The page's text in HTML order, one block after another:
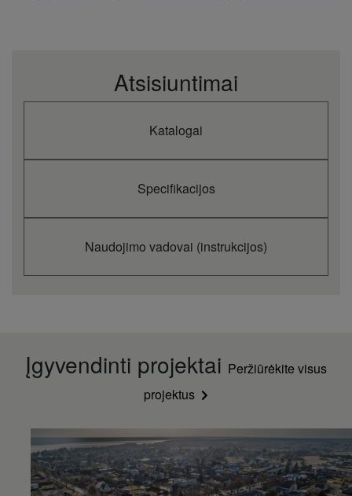
380 / 400 / 415
Net weight
kg
106
6,70 (14,40) / 13,9896
Atsisiuntimai
Katalogai
Specifikacijos
Naudojimo vadovai (instrukcijos)
Įgyvendinti projektai Peržiūrėkite visus
projektus